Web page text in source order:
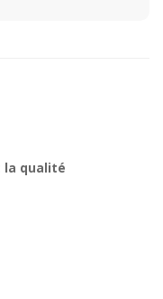
la qualité